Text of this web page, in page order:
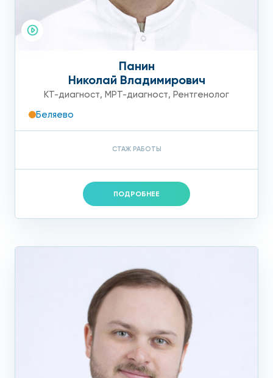
Панин
Николай Владимирович
КТ-диагност, МРТ-диагност, Рентгенолог
Беляево
СТАЖ РАБОТЫ
ПОДРОБНЕЕ